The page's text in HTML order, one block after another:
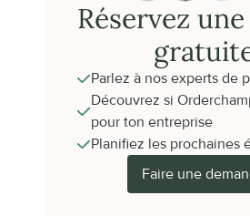
Réservez
Parlez à nos experts de
Découvrez si
pour ton entreprise
Planifiez les prochaines
Faire une